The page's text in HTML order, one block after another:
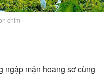
chim
mặn hoang sơ cùng